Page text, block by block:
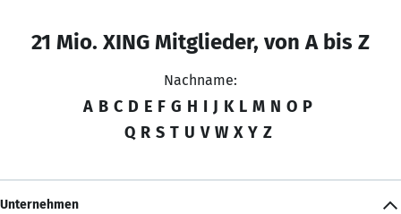
21 Mio. XING Mitglieder, von A bis Z
Nachname:
A B C D E F G H I J K L M N O P
Q R S T U V W X Y Z
Unternehmen